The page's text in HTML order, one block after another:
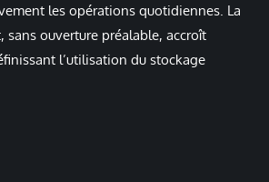
les opérations quotidiennes. La
sans ouverture préalable, accroît
l’utilisation du stockage